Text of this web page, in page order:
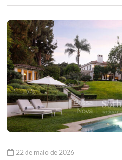
22 de maio de 2026